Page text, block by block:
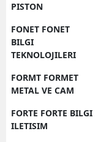
PISTON
FONET FONET
BILGI
TEKNOLOJILERI
FORMT FORMET
METAL VE CAM
FORTE FORTE BILGI
ILETISIM